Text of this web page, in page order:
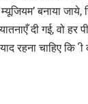
म्यूजियम’ बनाया
दी गई, वो हर
रहना चाहिए कि